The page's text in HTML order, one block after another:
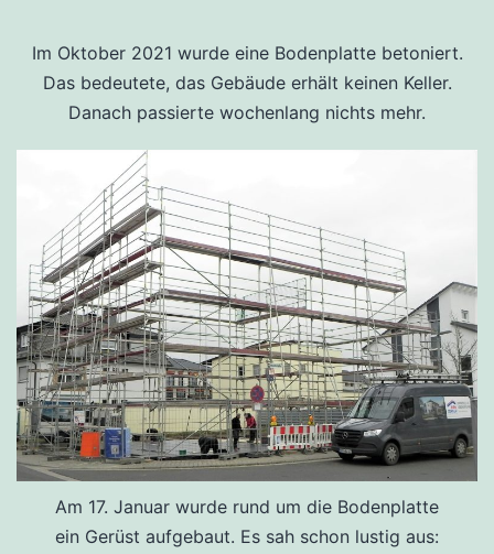
Im Oktober 2021 wurde eine Bodenplatte betoniert.
Das bedeutete, das Gebäude erhält keinen Keller.
Danach passierte wochenlang nichts mehr.
Am 17. Januar wurde rund um die Bodenplatte
ein Gerüst aufgebaut. Es sah schon lustig aus: